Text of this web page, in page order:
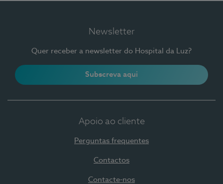
Newsletter
Quer receber a newsletter do Hospital da Luz?
Subscreva aqui
Apoio ao cliente
Perguntas frequentes
Contactos
Contacte-nos